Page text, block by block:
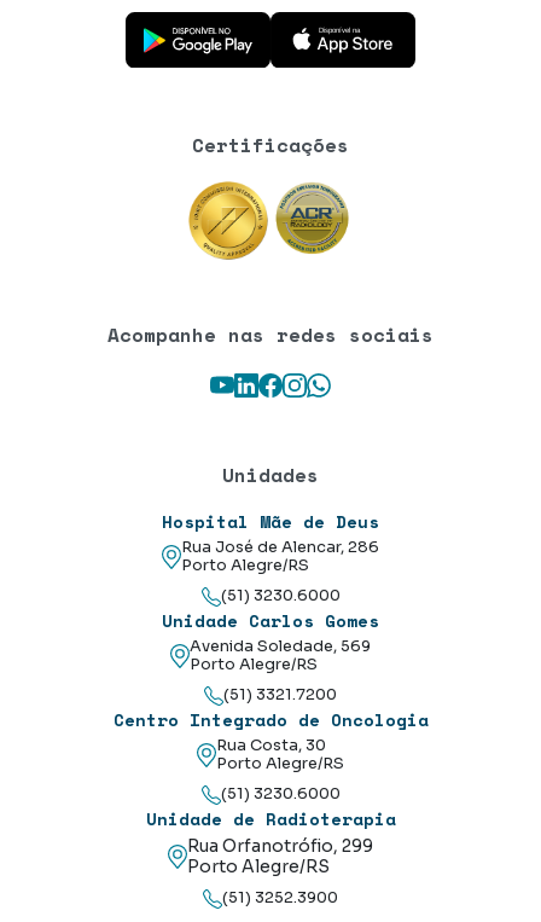
Baixe o aplicativo na Google Play Store
Baixe o aplicativo na App Store
Certificações
Acompanhe nas redes sociais
Youtube
LinkedIn
Facebook
Instagram
WhatsApp
Unidades
Hospital Mãe de Deus
Rua José de Alencar, 286
Porto Alegre/RS
(51) 3230.6000
Unidade Carlos Gomes
Avenida Soledade, 569
Porto Alegre/RS
(51) 3321.7200
Centro Integrado de Oncologia
Rua Costa, 30
Porto Alegre/RS
(51) 3230.6000
Unidade de Radioterapia
Rua Orfanotrófio, 299
Porto Alegre/RS
(51) 3252.3900